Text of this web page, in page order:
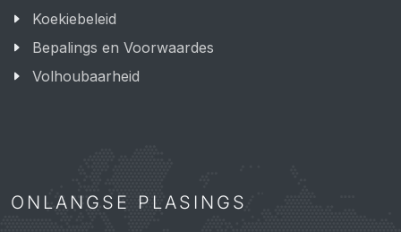
Koekiebeleid
Bepalings en Voorwaardes
Volhoubaarheid
ONLANGSE PLASINGS